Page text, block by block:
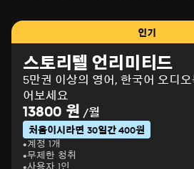
인기
스토리텔 언리미티드
5만권 이상의 영어, 한국어 오디
어보세요
13800 원 /월
처음이시라면 30일간 400원
계정 1개
무제한 청취
사용자 1인